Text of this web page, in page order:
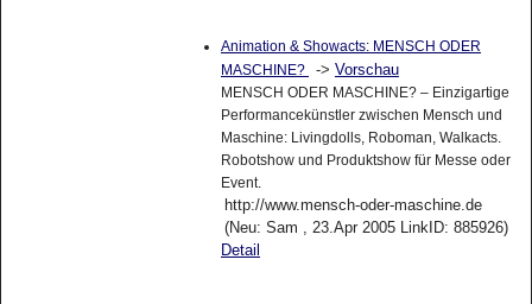
Animation & Showacts: MENSCH ODER
MASCHINE?
-> Vorschau
MENSCH ODER MASCHINE? – Einzigartige
Performancekünstler zwischen Mensch und
Maschine: Livingdolls, Roboman, Walkacts.
Robotshow und Produktshow für Messe oder
Event.
http://www.mensch-oder-maschine.de
(Neu: Sam , 23.Apr 2005 LinkID: 885926)
Detail